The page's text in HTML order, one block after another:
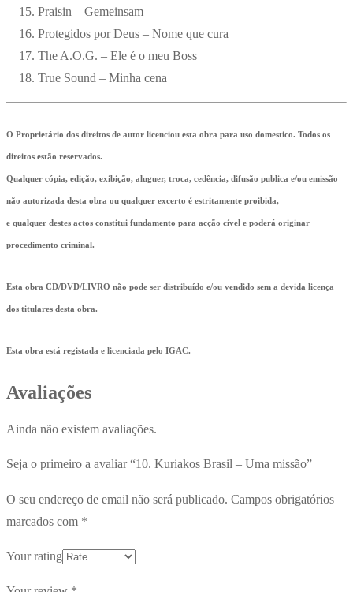
Praisin – Gemeinsam
Protegidos por Deus – Nome que cura
The A.O.G. – Ele é o meu Boss
True Sound – Minha cena
O Proprietário dos direitos de autor licenciou esta obra para uso domestico. Todos os
direitos estão reservados.
Qualquer cópia, edição, exibição, aluguer, troca, cedência, difusão publica e/ou emissão
não autorizada desta obra ou qualquer excerto é estritamente proibida,
e qualquer destes actos constitui fundamento para acção cível e poderá originar
procedimento criminal.
Esta obra CD/DVD/LIVRO não pode ser distribuído e/ou vendido sem a devida licença
dos titulares desta obra.
Esta obra está registada e licenciada pelo IGAC.
Avaliações
Ainda não existem avaliações.
Seja o primeiro a avaliar “10. Kuriakos Brasil – Uma missão”
O seu endereço de email não será publicado. Campos obrigatórios
marcados com *
Your rating